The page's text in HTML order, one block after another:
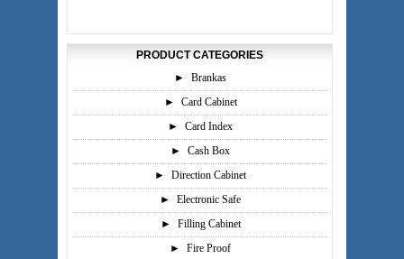
PRODUCT CATEGORIES
►
Brankas
►
Card Cabinet
►
Card Index
►
Cash Box
►
Direction Cabinet
►
Electronic Safe
►
Filling Cabinet
►
Fire Proof